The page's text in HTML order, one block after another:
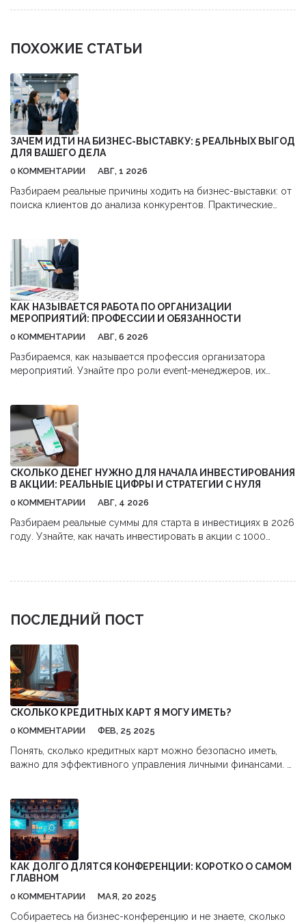
ПОХОЖИЕ СТАТЬИ
ЗАЧЕМ ИДТИ НА БИЗНЕС-ВЫСТАВКУ: 5 РЕАЛЬНЫХ ВЫГОД
ДЛЯ ВАШЕГО ДЕЛА
0 КОММЕНТАРИИ АВГ, 1 2026
Разбираем реальные причины ходить на бизнес-выставки: от
поиска клиентов до анализа конкурентов. Практические
КАК НАЗЫВАЕТСЯ РАБОТА ПО ОРГАНИЗАЦИИ
МЕРОПРИЯТИЙ: ПРОФЕССИИ И ОБЯЗАННОСТИ
0 КОММЕНТАРИИ АВГ, 6 2026
Разбираемся, как называется профессия организатора
мероприятий. Узнайте про роли event-менеджеров, их
СКОЛЬКО ДЕНЕГ НУЖНО ДЛЯ НАЧАЛА ИНВЕСТИРОВАНИЯ
В АКЦИИ: РЕАЛЬНЫЕ ЦИФРЫ И СТРАТЕГИИ С НУЛЯ
0 КОММЕНТАРИИ АВГ, 4 2026
Разбираем реальные суммы для старта в инвестициях в 2026
году. Узнайте, как начать инвестировать в акции с 1000
ПОСЛЕДНИЙ ПОСТ
СКОЛЬКО КРЕДИТНЫХ КАРТ Я МОГУ ИМЕТЬ?
0 КОММЕНТАРИИ ФЕВ, 25 2025
Понять, сколько кредитных карт можно безопасно иметь,
важно для эффективного управления личными финансами. В
представлены полезные советы по управлению несколькими
картами и возможные риски. Независимо от количества
карт, важно иметь стратегию их использования.
Подробности помогут усвоить, как правильно использовать
кредитные карты.
КАК ДОЛГО ДЛЯТСЯ КОНФЕРЕНЦИИ: КОРОТКО О САМОМ
ГЛАВНОМ
0 КОММЕНТАРИИ МАЯ, 20 2025
Собираетесь на бизнес-конференцию и не знаете, сколько